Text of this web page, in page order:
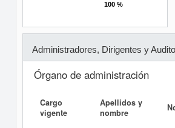
100 %
100 %
Administradores, Dirigentes y
Órgano de administración
Cargo
vigente
Apellidos y
nombre